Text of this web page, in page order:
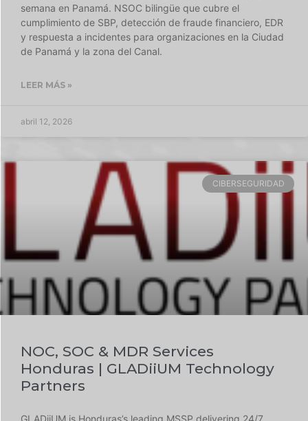
semana en Panamá. NSOC bilingüe que cubre el
cumplimiento de SBP, detección de fraude financiero, EDR
y respuesta a incidentes para organizaciones en la Ciudad
de Panamá y la zona del Canal.
LEER MÁS »
abril 12, 2026
CIBERSEGURIDAD
NOC, SOC & MDR Services
Honduras | GLADiiUM Technology
Partners
GLADiiUM is Honduras’s leading MSSP delivering 24/7